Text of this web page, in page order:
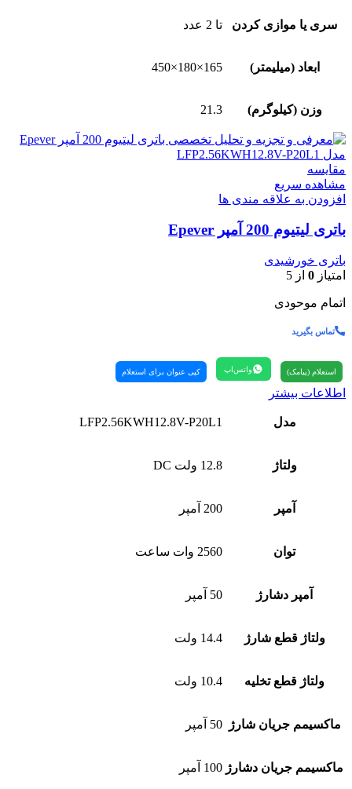
سری یا موازی کردن تا 2 عدد
ابعاد (میلیمتر) 165×180×450
وزن (کیلوگرم) 21.3
مقایسه
مشاهده سریع
افزودن به علاقه مندی ها
باتری لیتیوم 200 آمپر Epever
باتری خورشیدی
امتیاز 0 از 5
اتمام موحودی
تماس بگیرید
استعلام (پیامک) واتس‌اپ کپی عنوان برای استعلام
اطلاعات بیشتر
مدل LFP2.56KWH12.8V-P20L1
ولتاژ 12.8 ولت DC
آمپر 200 آمپر
توان 2560 وات ساعت
آمپر دشارژ 50 آمپر
ولتاژ قطع شارژ 14.4 ولت
ولتاژ قطع تخلیه 10.4 ولت
ماکسیمم جریان شارژ 50 آمپر
ماکسیمم جریان دشارژ 100 آمپر